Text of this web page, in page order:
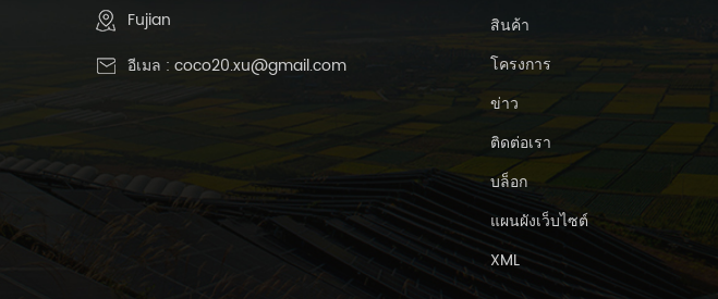
Fujian
อีเมล : coco20.xu@gmail.com
สินค้า
โครงการ
ข่าว
ติดต่อเรา
บล็อก
แผนผังเว็บไซต์
XML